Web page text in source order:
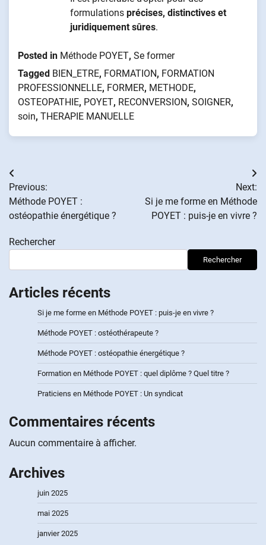
formulations précises, distinctives et
juridiquement sûres.
Posted in Méthode POYET, Se former
Tagged BIEN_ETRE, FORMATION, FORMATION
PROFESSIONNELLE, FORMER, METHODE,
OSTEOPATHIE, POYET, RECONVERSION, SOIGNER,
soin, THERAPIE MANUELLE
Navigation
de
l’article
Previous:
Méthode POYET :
ostéopathie énergétique ?
Next:
Si je me forme en Méthode
POYET : puis-je en vivre ?
Rechercher
Rechercher
Articles récents
Si je me forme en Méthode POYET : puis-je en vivre ?
Méthode POYET : ostéothérapeute ?
Méthode POYET : ostéopathie énergétique ?
Formation en Méthode POYET : quel diplôme ? Quel titre ?
Praticiens en Méthode POYET : Un syndicat
Commentaires récents
Aucun commentaire à afficher.
Archives
juin 2025
mai 2025
janvier 2025